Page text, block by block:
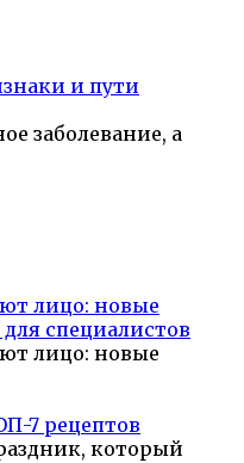
и пути
заболевание, а
лицо: новые
специалистов
лицо: новые
7 рецептов
который